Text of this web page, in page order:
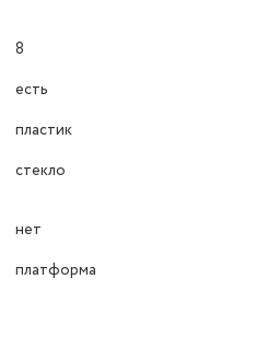
8
есть
пластик
стекло
нет
платформа